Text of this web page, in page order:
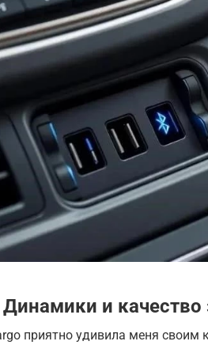
и качество
приятно удивила меня своим